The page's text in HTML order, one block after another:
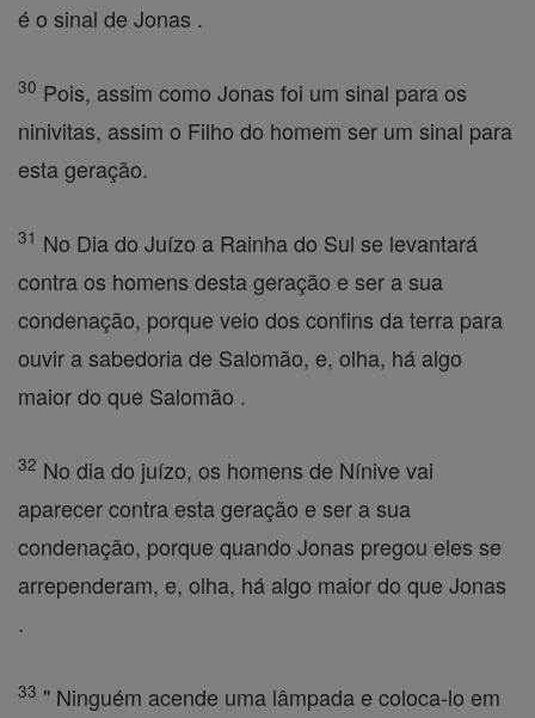
é o sinal de Jonas .
30 Pois, assim como Jonas foi um sinal para os
ninivitas, assim o Filho do homem ser um sinal para
esta geração.
31 No Dia do Juízo a Rainha do Sul se levantará
contra os homens desta geração e ser a sua
condenação, porque veio dos confins da terra para
ouvir a sabedoria de Salomão, e, olha, há algo
maior do que Salomão .
32 No dia do juízo, os homens de Nínive vai
aparecer contra esta geração e ser a sua
condenação, porque quando Jonas pregou eles se
arrependeram, e, olha, há algo maior do que Jonas
.
33 " Ninguém acende uma lâmpada e coloca-lo em